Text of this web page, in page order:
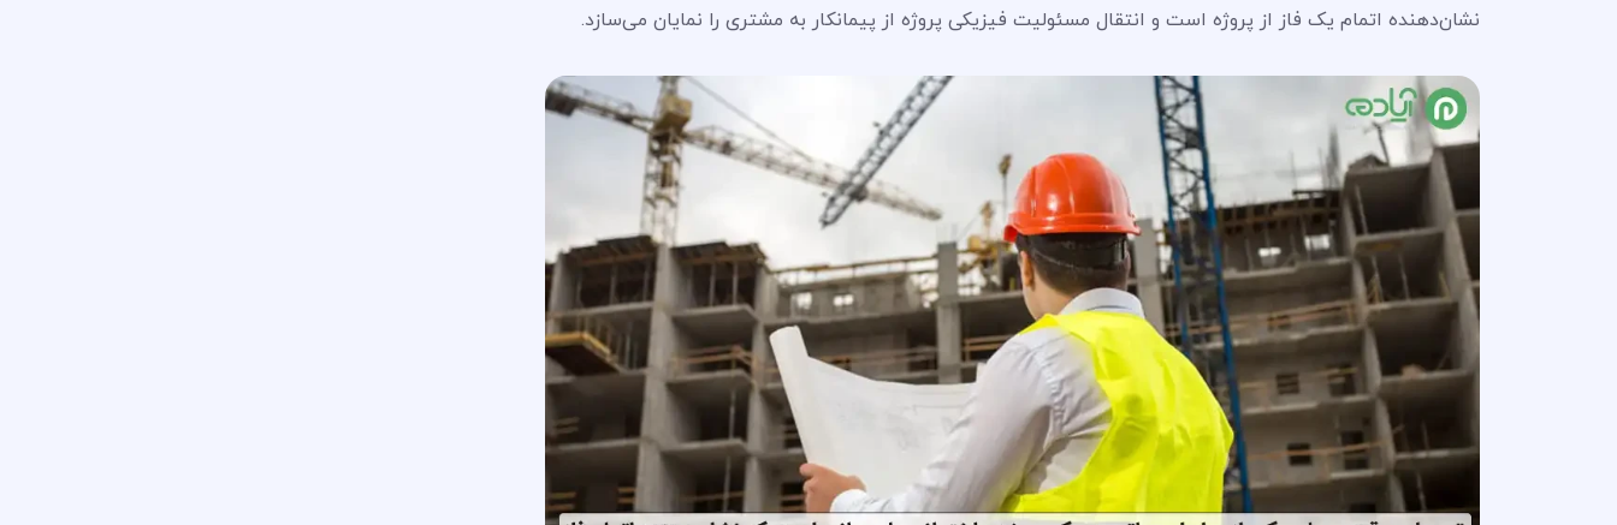
نشان‌دهنده اتمام یک فاز از پروژه است و انتقال مسئولیت فیزیکی پروژه از پیمانکار به مشتری را نمایان می‌سازد.